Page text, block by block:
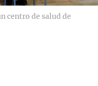
centro de salud de